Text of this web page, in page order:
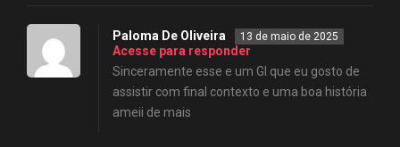
Paloma De Oliveira 13 de maio de 2025
Acesse para responder
Sinceramente esse e um Gl que eu gosto de
assistir com final contexto e uma boa história
ameii de mais